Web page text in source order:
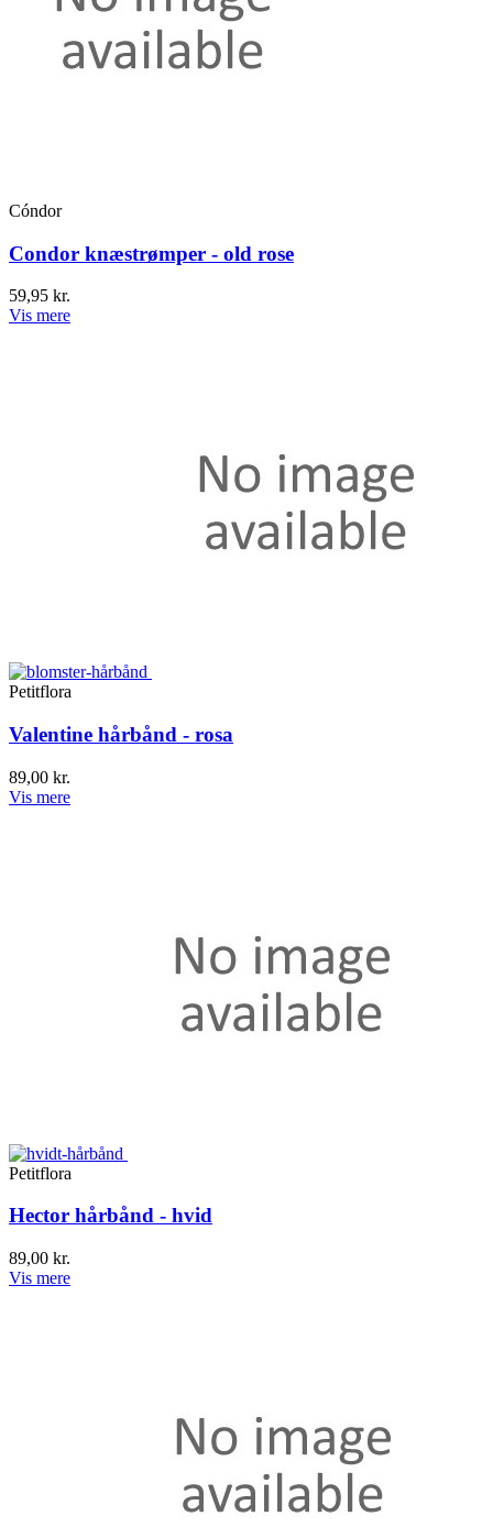
Cóndor
Condor knæstrømper - old rose
59,95 kr.
Vis mere
Petitflora
Valentine hårbånd - rosa
89,00 kr.
Vis mere
Petitflora
Hector hårbånd - hvid
89,00 kr.
Vis mere